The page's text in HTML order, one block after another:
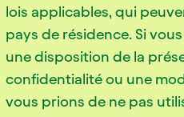
lois applicables, qui
pays de résidence. Si
une disposition de la
confidentialité ou une
vous prions de ne pas